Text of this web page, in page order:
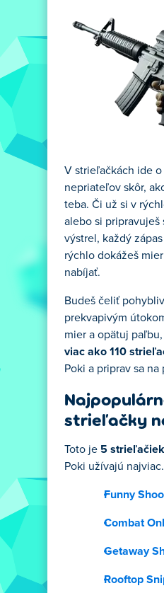
V strieľačkách ide o
nepriateľov skôr,
teba. Či už si v
alebo si pripravuješ
výstrel, každý
rýchlo dokážeš
nabíjať.
Budeš čeliť
prekvapivým
mier a opätuj
viac ako 110
Poki a priprav sa na
strieľačky
Toto je 5 strieľačiek
Poki užívajú najviac.
Funny
Combat
Getaway
Rooftop